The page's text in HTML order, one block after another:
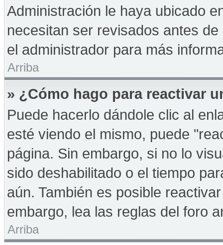
Administración le haya ubicado
necesitan ser revisados antes
el administrador para más
Arriba
» ¿Cómo hago para reactivar
Puede hacerlo dándole clic al
esté viendo el mismo, puede
página. Sin embargo, si no lo
sido deshabilitado o el tiempo
aún. También es posible
embargo, lea las reglas del foro
Arriba